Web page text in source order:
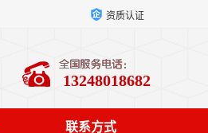
资质认证
13248018682
联系方式